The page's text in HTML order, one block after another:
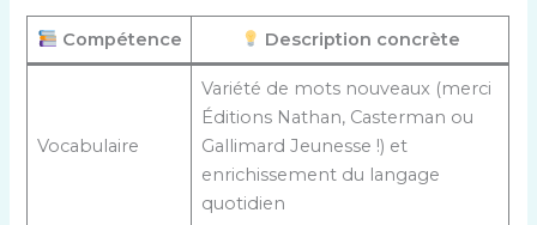
Compétence Description concrète
Vocabulaire
Variété de mots nouveaux (merci
Éditions Nathan, Casterman ou
Gallimard Jeunesse !) et
enrichissement du langage
quotidien